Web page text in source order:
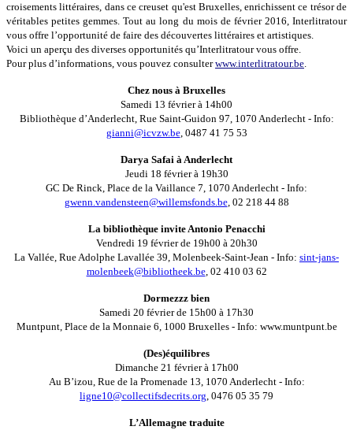
croisements littéraires, dans ce creuset qu'est Bruxelles, enrichissent ce trésor de
véritables petites gemmes. Tout au long du mois de février 2016, Interlitratour
vous offre l’opportunité de faire des découvertes littéraires et artistiques.
Voici un aperçu des diverses opportunités qu’Interlitratour vous offre.
Pour plus d’informations, vous pouvez consulter www.interlitratour.be.
Chez nous à Bruxelles
Samedi 13 février à 14h00
Bibliothèque d’Anderlecht, Rue Saint-Guidon 97, 1070 Anderlecht - Info:
gianni@icvzw.be, 0487 41 75 53
Darya Safai à Anderlecht
Jeudi 18 février à 19h30
GC De Rinck, Place de la Vaillance 7, 1070 Anderlecht - Info:
gwenn.vandensteen@willemsfonds.be, 02 218 44 88
La bibliothèque invite Antonio Penacchi
Vendredi 19 février de 19h00 à 20h30
La Vallée, Rue Adolphe Lavallée 39, Molenbeek-Saint-Jean - Info: sint-jans-
molenbeek@bibliotheek.be, 02 410 03 62
Dormezzz bien
Samedi 20 février de 15h00 à 17h30
Muntpunt, Place de la Monnaie 6, 1000 Bruxelles - Info: www.muntpunt.be
(Des)équilibres
Dimanche 21 février à 17h00
Au B’izou, Rue de la Promenade 13, 1070 Anderlecht - Info:
ligne10@collectifsdecrits.org, 0476 05 35 79
L’Allemagne traduite